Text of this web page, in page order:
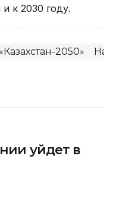
к 2030 году.
2050»
уйдет в